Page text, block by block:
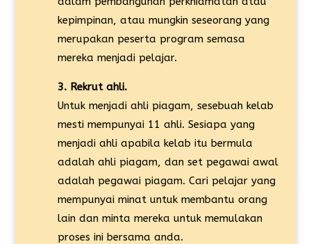
kepimpinan, atau mungkin seseorang yang
merupakan peserta program semasa
mereka menjadi pelajar.
3. Rekrut ahli.
Untuk menjadi ahli piagam, sesebuah kelab
mesti mempunyai 11 ahli. Sesiapa yang
menjadi ahli apabila kelab itu bermula
adalah ahli piagam, dan set pegawai awal
adalah pegawai piagam. Cari pelajar yang
mempunyai minat untuk membantu orang
lain dan minta mereka untuk memulakan
proses ini bersama anda.